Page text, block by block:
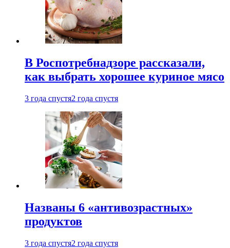
В Роспотребнадзоре рассказали,
как выбрать хорошее куриное мясо
3 года спустя2 года спустя
Названы 6 «антивозрастных»
продуктов
3 года спустя2 года спустя